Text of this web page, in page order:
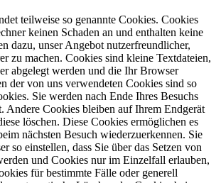
teilweise so genannte Cookies. Cookies
keinen Schaden an und enthalten keine
dazu, unser Angebot nutzerfreundlicher,
zu machen. Cookies sind kleine Textdateien,
abgelegt werden und die Ihr Browser
der von uns verwendeten Cookies sind so
Sie werden nach Ende Ihres Besuchs
Andere Cookies bleiben auf Ihrem Endgerät
löschen. Diese Cookies ermöglichen es
nächsten Besuch wiederzuerkennen. Sie
so einstellen, dass Sie über das Setzen von
und Cookies nur im Einzelfall erlauben,
für bestimmte Fälle oder generell